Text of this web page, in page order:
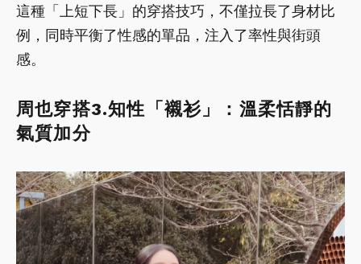
這種「上短下長」的穿搭技巧，不僅拉長了身材比
例，同時平衡了性感的單品，注入了率性與街頭
感。
周也穿搭3.知性「襯衫」：溫柔恬靜的
氣質加分